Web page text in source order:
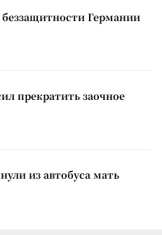
беззащитности Германии
прекратить заочное
из автобуса мать